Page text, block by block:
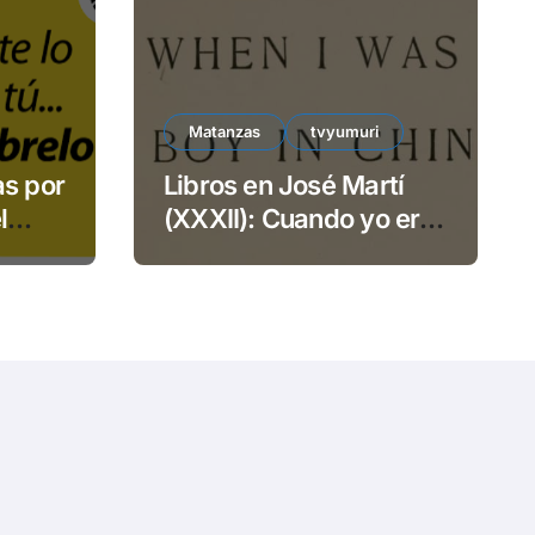
o
por
Matanzas tvyumuri
Libros en José Martí
(XXXII): Cuando yo era